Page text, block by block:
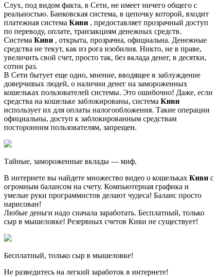
Слух, под видом факта, в Сети, не имеет ничего общего с
реальностью. Банковская система, в цепочку которой, входит
платежная система Киви , предоставляет прозрачный доступ
по переводу, оплате, транзакциям денежных средств.
Система Киви , открыта, прозрачна, официальна. Денежные
средства не текут, как из рога изобилия. Никто, не в праве,
увеличить свой счет, просто так, без вклада денег, в десятки,
сотни раз.
В Сети бытует еще одно, мнение, вводящее в заблуждение
доверчивых людей, о наличии денег на замороженных
кошельках пользователей системы. Это ошибочно! Даже, если
средства на кошельке заблокированы, система Киви
использует их для оплаты налогообложения. Такие операции
официальны, доступ к заблокированным средствам
посторонним пользователям, запрещен.
Тайные, замороженные вклады — миф.
В интернете вы найдете множество видео о кошельках Киви с
огромным балансом на счету. Компьютерная графика и
умелые руки программистов делают чудеса! Баланс просто
нарисован!
Любые деньги надо сначала заработать. Бесплатный, только
сыр в мышеловке! Резервных счетов Киви не существует!
Бесплатный, только сыр в мышеловке!
Не разведитесь на легкий заработок в интернете!